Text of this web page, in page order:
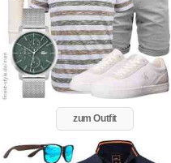
zum Outfit